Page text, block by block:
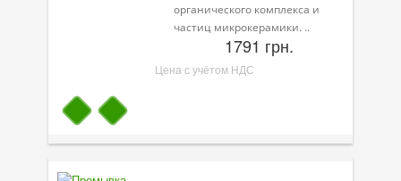
органического комплекса и
частиц микрокерамики. ..
1791 грн.
Цена с учётом НДС